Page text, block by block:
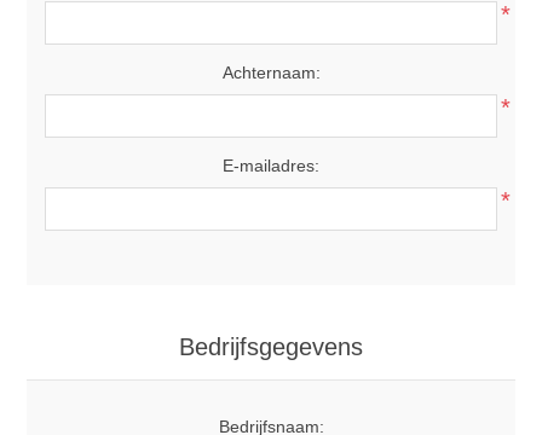
*
Achternaam:
*
E-mailadres:
*
Bedrijfsgegevens
Bedrijfsnaam: